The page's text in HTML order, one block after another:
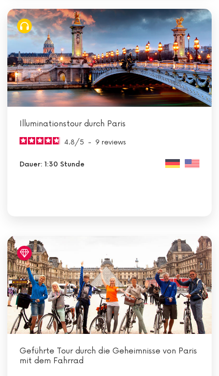
Illuminationstour durch Paris
4.8/5 - 9 reviews
Dauer: 1:30 Stunde
Geführte Tour durch die Geheimnisse von Paris
mit dem Fahrrad